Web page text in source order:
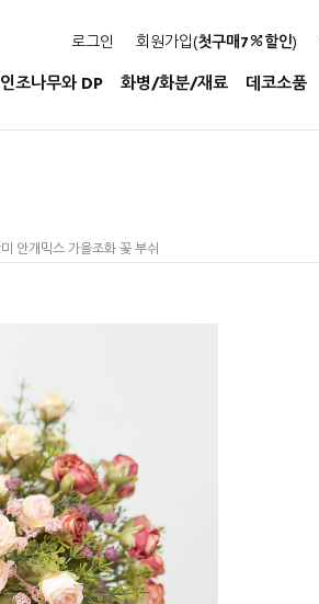
로그인 회원가입(첫구매7 할인)
인조나무와 DP 화병/화분/재료 데코소품
안개믹스 가을조화 꽃 부쉬